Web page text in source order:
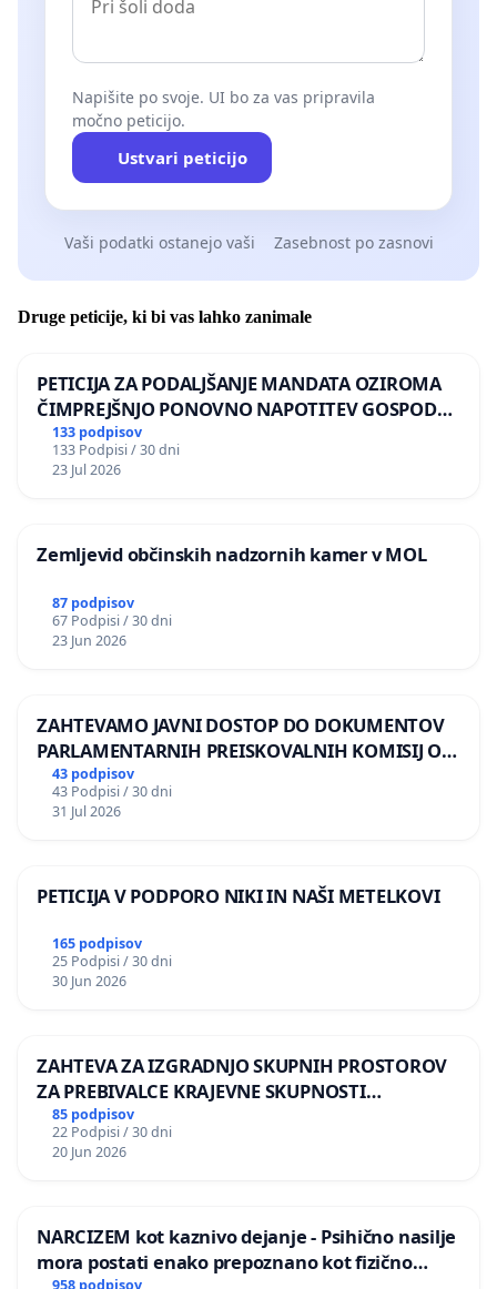
Napišite po svoje. UI bo za vas pripravila
močno peticijo.
Ustvari peticijo
Vaši podatki ostanejo vaši Zasebnost po zasnovi
Druge peticije, ki bi vas lahko zanimale
PETICIJA ZA PODALJŠANJE MANDATA OZIROMA
ČIMPREJŠNJO PONOVNO NAPOTITEV GOSPODA
BERNARDA ŠRAJNERJA NA VELEPOSLANIŠTVO
REPUBLIKE SLOVENIJE V MOSKVI
133 podpisov
133 Podpisi / 30 dni
23 Jul 2026
Zemljevid občinskih nadzornih kamer v MOL
87 podpisov
67 Podpisi / 30 dni
23 Jun 2026
ZAHTEVAMO JAVNI DOSTOP DO DOKUMENTOV
PARLAMENTARNIH PREISKOVALNIH KOMISIJ O
ILEGALNI TRGOVINI Z OROŽJEM
43 podpisov
43 Podpisi / 30 dni
31 Jul 2026
PETICIJA V PODPORO NIKI IN NAŠI METELKOVI
165 podpisov
25 Podpisi / 30 dni
30 Jun 2026
ZAHTEVA ZA IZGRADNJO SKUPNIH PROSTOROV
ZA PREBIVALCE KRAJEVNE SKUPNOSTI
PRESTRANEK
85 podpisov
22 Podpisi / 30 dni
20 Jun 2026
NARCIZEM kot kaznivo dejanje - Psihično nasilje
mora postati enako prepoznano kot fizično